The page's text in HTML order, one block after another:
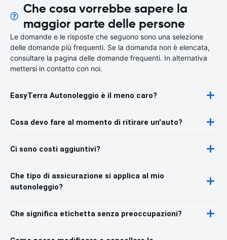
Che cosa vorrebbe sapere la
maggior parte delle persone
Le domande e le risposte che seguono sono una selezione
delle domande più frequenti. Se la domanda non è elencata,
consultare la pagina delle domande frequenti. In alternativa
mettersi in contatto con noi.
EasyTerra Autonoleggio è il meno caro?
Cosa devo fare al momento di ritirare un'auto?
Ci sono costi aggiuntivi?
Che tipo di assicurazione si applica al mio
autonoleggio?
Che significa etichetta senza preoccupazioni?